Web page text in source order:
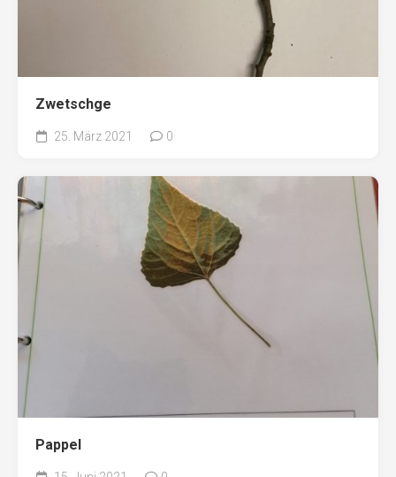
Zwetschge
25. März 2021 0
Pappel